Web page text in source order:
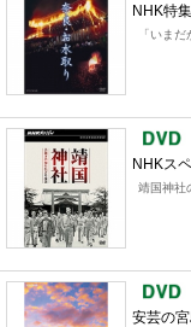
NHK特
「いま
NHKス
靖国神社
安芸の